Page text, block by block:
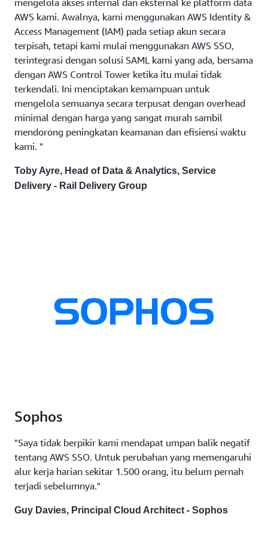
mengelola akses internal dan eksternal ke platform data
AWS kami. Awalnya, kami menggunakan AWS Identity &
Access Management (IAM) pada setiap akun secara
terpisah, tetapi kami mulai menggunakan AWS SSO,
terintegrasi dengan solusi SAML kami yang ada, bersama
dengan AWS Control Tower ketika itu mulai tidak
terkendali. Ini menciptakan kemampuan untuk
mengelola semuanya secara terpusat dengan overhead
minimal dengan harga yang sangat murah sambil
mendorong peningkatan keamanan dan efisiensi waktu
kami. "
Toby Ayre, Head of Data & Analytics, Service
Delivery - Rail Delivery Group
Sophos
"Saya tidak berpikir kami mendapat umpan balik negatif
tentang AWS SSO. Untuk perubahan yang memengaruhi
alur kerja harian sekitar 1.500 orang, itu belum pernah
terjadi sebelumnya."
Guy Davies, Principal Cloud Architect - Sophos